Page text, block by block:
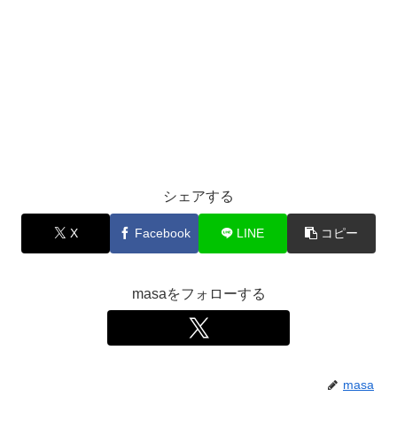
シェアする
X Facebook LINE コピー
masaをフォローする
masa